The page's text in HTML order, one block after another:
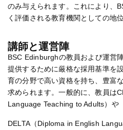
のみ与えられます。これにより、
く評価される教育機関としての地
講師と運営陣​
BSC Edinburghの教員および運営
提供するために厳格な採用基準を
育の分野で高い資格を持ち、豊富
求められます。一般的に、教員は
Language Teaching to Adults）や
DELTA（Diploma in English